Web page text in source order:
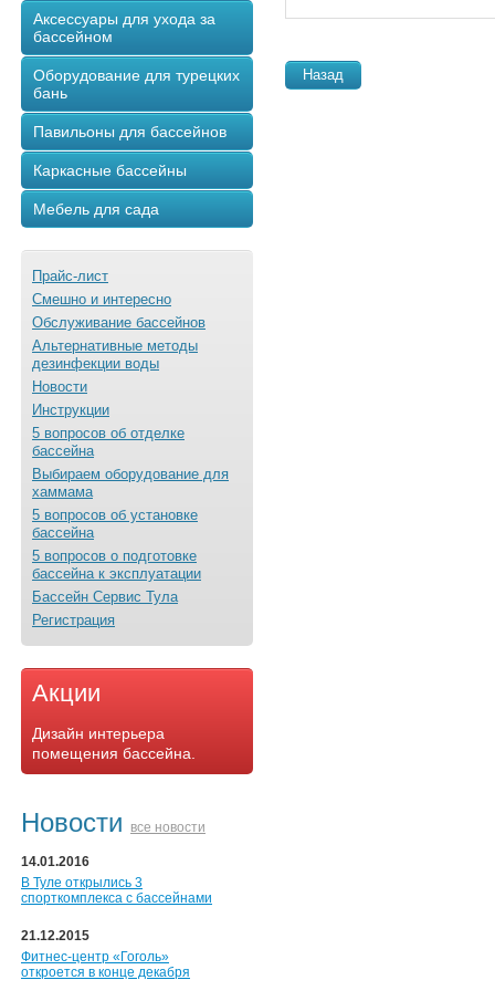
Аксессуары для ухода за
бассейном
Оборудование для турецких
бань
Павильоны для бассейнов
Каркасные бассейны
Мебель для сада
Прайс-лист
Смешно и интересно
Обслуживание бассейнов
Альтернативные методы
дезинфекции воды
Новости
Инструкции
5 вопросов об отделке
бассейна
Выбираем оборудование для
хаммама
5 вопросов об установке
бассейна
5 вопросов о подготовке
бассейна к эксплуатации
Бассейн Сервис Тула
Регистрация
Акции
Дизайн интерьера
помещения бассейна.
Новости все новости
14.01.2016
В Туле открылись 3
спорткомплекса с бассейнами
21.12.2015
Фитнес-центр «Гоголь»
откроется в конце декабря
Назад